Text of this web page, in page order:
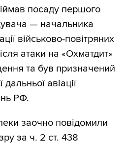
посаду першого
— начальника
військово-повітряних
атаки на «Охматдит»
та був призначений
авіації
РФ.
заочно повідомили
за ч. 2 ст. 438